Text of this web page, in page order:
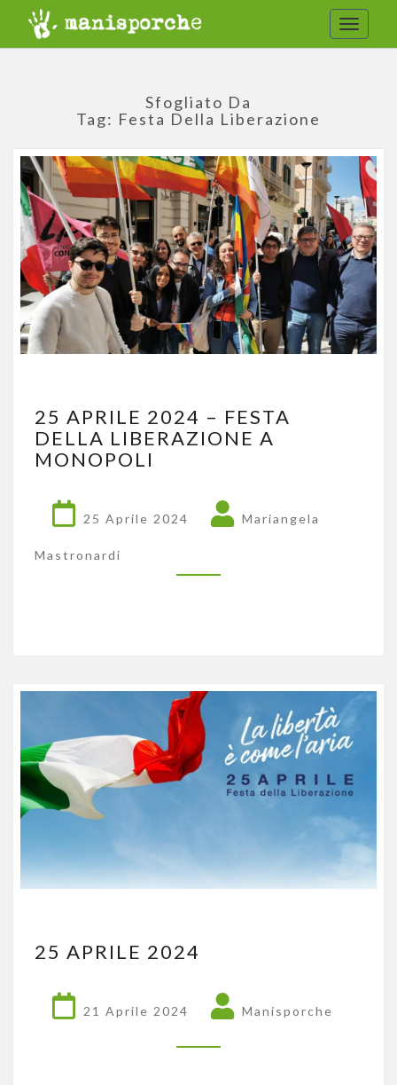
Toggle
Sfogliato Da
Tag: Festa Della Liberazione
APRILE
2024
LIBERAZIONE
25 APRILE 2024 – FESTA
DELLA LIBERAZIONE A
MONOPOLI
25 Aprile 2024 Mariangela
Mastronardi
25 APRILE 2024
21 Aprile 2024 Manisporche